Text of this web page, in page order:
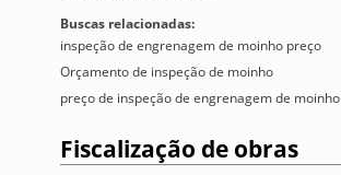
Buscas relacionadas:
inspeção de engrenagem de moinho preço
Orçamento de inspeção de moinho
preço de inspeção de engrenagem de moinho
Fiscalização de obras